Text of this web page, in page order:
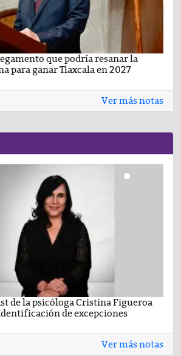
que podría resanar la
para ganar Tlaxcala en 2027
Ver más notas
de la psicóloga Cristina Figueroa
de excepciones
Ver más notas